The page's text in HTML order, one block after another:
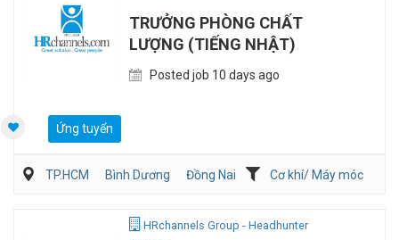
TRƯỞNG PHÒNG CHẤT
LƯỢNG (TIẾNG NHẬT)
Posted job 10 days ago
Ứng tuyển
TP.HCM Bình Dương Đồng Nai
Cơ khí/ Máy móc
HRchannels Group - Headhunter